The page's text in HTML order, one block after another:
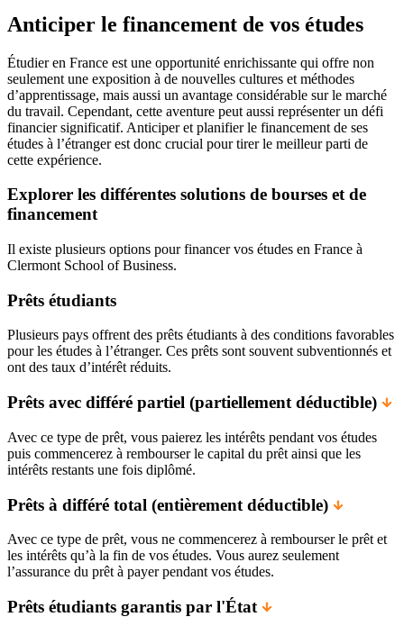
Anticiper le financement de vos études
Étudier en France est une opportunité enrichissante qui offre non
seulement une exposition à de nouvelles cultures et méthodes
d’apprentissage, mais aussi un avantage considérable sur le marché
du travail. Cependant, cette aventure peut aussi représenter un défi
financier significatif. Anticiper et planifier le financement de ses
études à l’étranger est donc crucial pour tirer le meilleur parti de
cette expérience.
Explorer les différentes solutions de bourses et de
financement
Il existe plusieurs options pour financer vos études en France à
Clermont School of Business.
Prêts étudiants
Plusieurs pays offrent des prêts étudiants à des conditions favorables
pour les études à l’étranger. Ces prêts sont souvent subventionnés et
ont des taux d’intérêt réduits.
Prêts avec différé partiel (partiellement déductible)
Avec ce type de prêt, vous paierez les intérêts pendant vos études
puis commencerez à rembourser le capital du prêt ainsi que les
intérêts restants une fois diplômé.
Prêts à différé total (entièrement déductible)
Avec ce type de prêt, vous ne commencerez à rembourser le prêt et
les intérêts qu’à la fin de vos études. Vous aurez seulement
l’assurance du prêt à payer pendant vos études.
Prêts étudiants garantis par l'État